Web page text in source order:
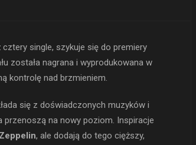
single, szykuje się do premiery
została nagrana i wyprodukowana w
kontrolę nad brzmieniem.
się z doświadczonych muzyków i
na nowy poziom. Inspiracje
, ale dodają do tego cięższy,